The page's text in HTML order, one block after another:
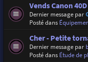
Vends Canon 40D
Dernier message par
Posté dans
Cher - Petite
Dernier message par
Posté dans Étude de